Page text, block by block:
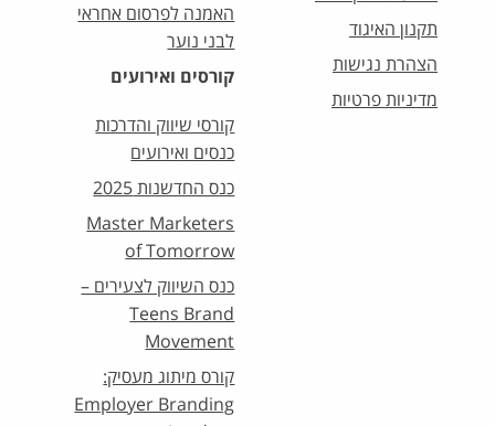
תקנון האיגוד
הצהרת נגישות
מדיניות פרטיות
האמנה לפרסום אחראי
לבני נוער
קורסים ואירועים
קורסי שיווק והדרכות
כנסים ואירועים
כנס החדשנות 2025
Master Marketers
of Tomorrow
כנס השיווק לצעירים –
Teens Brand
Movement
קורס מיתוג מעסיק:
Employer Branding